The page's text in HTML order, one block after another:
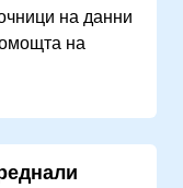
на данни
на
за
моделиране